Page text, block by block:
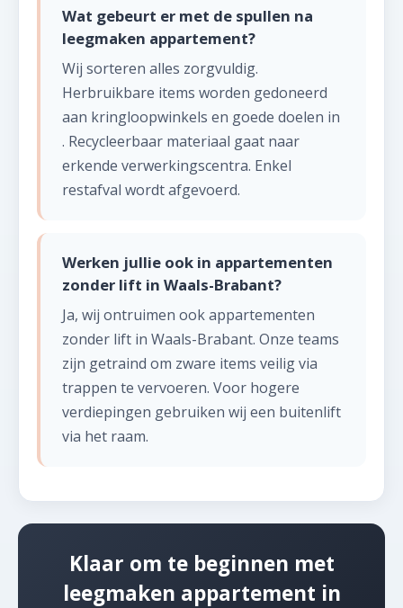
Wat gebeurt er met de spullen na
leegmaken appartement?
Wij sorteren alles zorgvuldig.
Herbruikbare items worden gedoneerd
aan kringloopwinkels en goede doelen in
. Recycleerbaar materiaal gaat naar
erkende verwerkingscentra. Enkel
restafval wordt afgevoerd.
Werken jullie ook in appartementen
zonder lift in Waals-Brabant?
Ja, wij ontruimen ook appartementen
zonder lift in Waals-Brabant. Onze teams
zijn getraind om zware items veilig via
trappen te vervoeren. Voor hogere
verdiepingen gebruiken wij een buitenlift
via het raam.
Klaar om te beginnen met
leegmaken appartement in